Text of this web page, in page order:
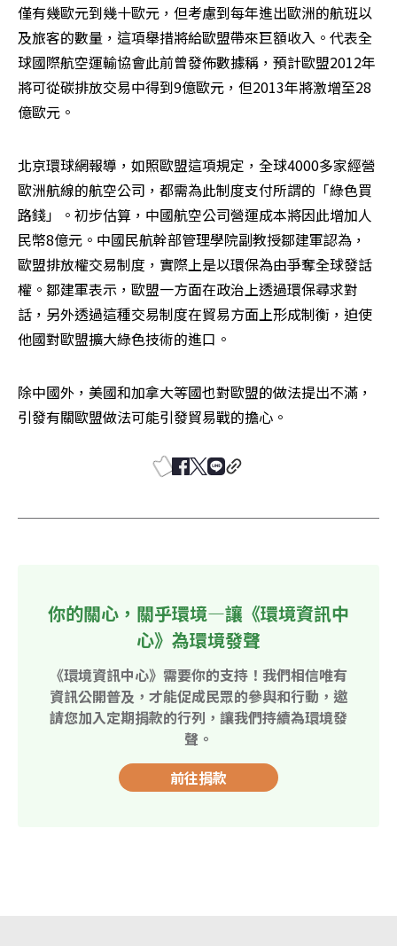
僅有幾歐元到幾十歐元，但考慮到每年進出歐洲的航班以
及旅客的數量，這項舉措將給歐盟帶來巨額收入。代表全
球國際航空運輸協會此前曾發佈數據稱，預計歐盟2012年
將可從碳排放交易中得到9億歐元，但2013年將激增至28
億歐元。
北京環球網報導，如照歐盟這項規定，全球4000多家經營
歐洲航線的航空公司，都需為此制度支付所謂的「綠色買
路錢」。初步估算，中國航空公司營運成本將因此增加人
民幣8億元。中國民航幹部管理學院副教授鄒建軍認為，
歐盟排放權交易制度，實際上是以環保為由爭奪全球發話
權。鄒建軍表示，歐盟一方面在政治上透過環保尋求對
話，另外透過這種交易制度在貿易方面上形成制衡，迫使
他國對歐盟擴大綠色技術的進口。
除中國外，美國和加拿大等國也對歐盟的做法提出不滿，
引發有關歐盟做法可能引發貿易戰的擔心。
你的關心，關乎環境—讓《環境資訊中
心》為環境發聲
《環境資訊中心》需要你的支持！我們相信唯有
資訊公開普及，才能促成民眾的參與和行動，邀
請您加入定期捐款的行列，讓我們持續為環境發
聲。
前往捐款